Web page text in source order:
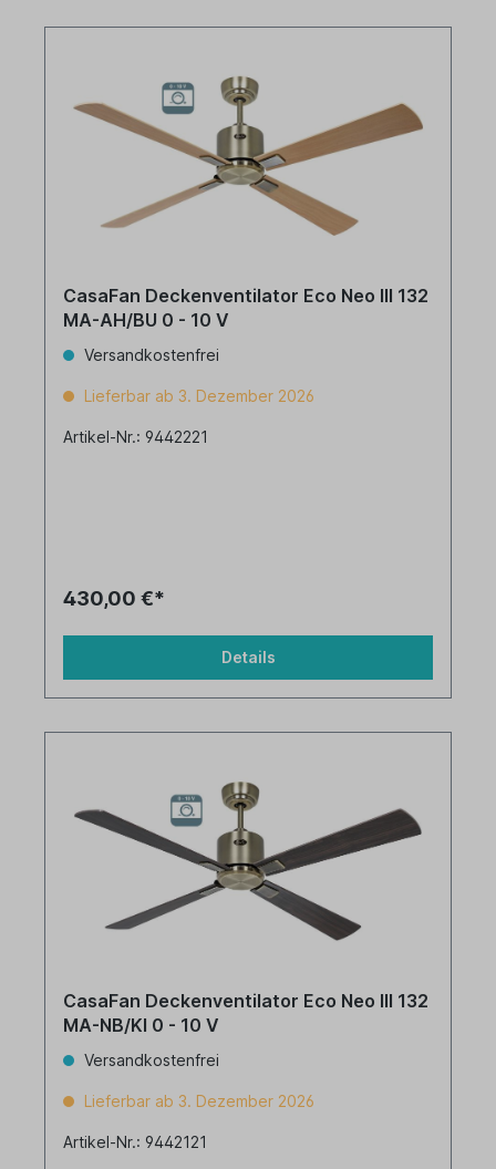
CasaFan Deckenventilator Eco Neo III 132
MA-AH/BU 0 - 10 V
Versandkostenfrei
Lieferbar ab 3. Dezember 2026
Artikel-Nr.: 9442221
430,00 €*
Details
CasaFan Deckenventilator Eco Neo III 132
MA-NB/KI 0 - 10 V
Versandkostenfrei
Lieferbar ab 3. Dezember 2026
Artikel-Nr.: 9442121